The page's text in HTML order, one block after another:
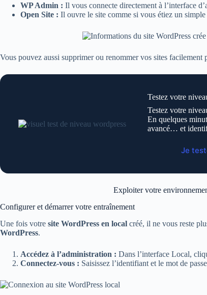
WP Admin : Il vous connecte directement à l’interface
Open Site : Il ouvre le site comme si vous étiez un simple
Vous pouvez aussi supprimer ou renommer vos sites
Testez votre
Testez votre
En quelques
avancé… et
Je
Exploiter votre
Configurer et démarrer votre entraînement
Une fois votre site WordPress en local créé, il ne vous reste
WordPress.
Accédez à l’administration : Dans l’interface Local,
Connectez-vous : Saisissez l’identifiant et le mot de